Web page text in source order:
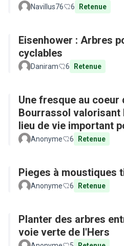
Navillus76 6 Retenue
Eisenhower : Arbres
cyclables
Daniram 6 Retenue
Une fresque au coeur
Bourrassol valorisant
lieu de vie important
Anonyme 6 Retenue
Pieges à moustiques
Anonyme 6 Retenue
Planter des arbres
voie verte de l'Hers